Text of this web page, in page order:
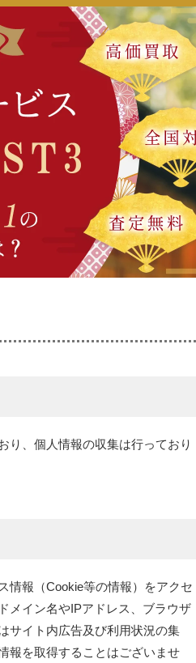
り、個人情報の収集は行っており
情報（Cookie等の情報）をアクセ
メイン名やIPアドレス、ブラウザ
サイト内広告及び利用状況の集
報を取得することはございませ